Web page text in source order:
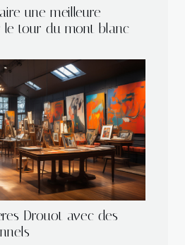
une meilleure
le tour du mont blanc
Drouot avec des